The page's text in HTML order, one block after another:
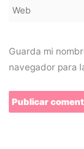
Web
Guarda mi
navegador para